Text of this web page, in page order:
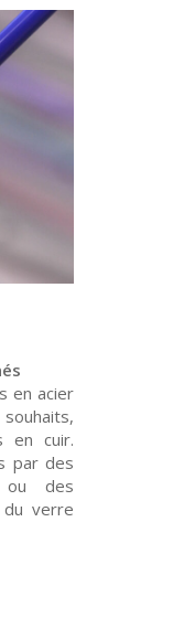
en acier
en cuir.
par des
ou des
du verre